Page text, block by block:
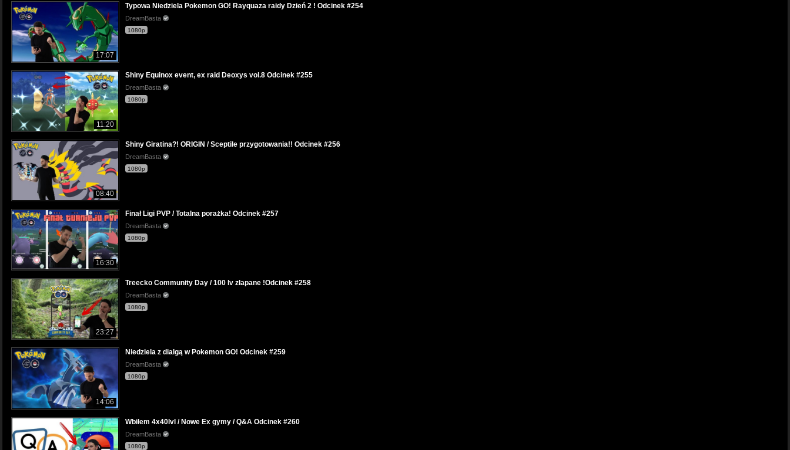
17:07
Typowa Niedziela Pokemon GO! Rayquaza raidy Dzień 2 ! Odcinek #254
DreamBasta
1080p
11:20
Shiny Equinox event, ex raid Deoxys vol.8 Odcinek #255
DreamBasta
1080p
08:40
Shiny Giratina?! ORIGIN / Sceptile przygotowania!! Odcinek #256
DreamBasta
1080p
16:30
Finał Ligi PVP / Totalna porażka! Odcinek #257
DreamBasta
1080p
23:27
Treecko Community Day / 100 Iv złapane !Odcinek #258
DreamBasta
1080p
14:06
Niedziela z dialgą w Pokemon GO! Odcinek #259
DreamBasta
1080p
Wbiłem 4x40lvl / Nowe Ex gymy / Q&A Odcinek #260
DreamBasta
1080p